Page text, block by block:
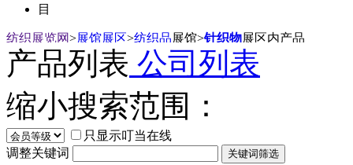
目
纺织展览网>展馆展区>纺织品展馆>针织物展区内产品
产品列表 公司列表
缩小搜索范围：
只显示叮当在线
调整关键词